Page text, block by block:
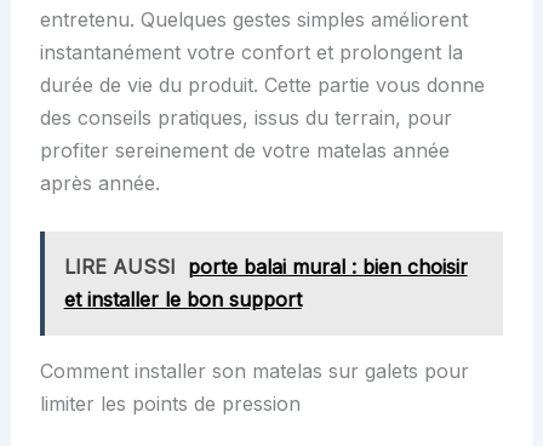
entretenu. Quelques gestes simples améliorent
instantanément votre confort et prolongent la
durée de vie du produit. Cette partie vous donne
des conseils pratiques, issus du terrain, pour
profiter sereinement de votre matelas année
après année.
LIRE AUSSI porte balai mural : bien choisir
et installer le bon support
Comment installer son matelas sur galets pour
limiter les points de pression